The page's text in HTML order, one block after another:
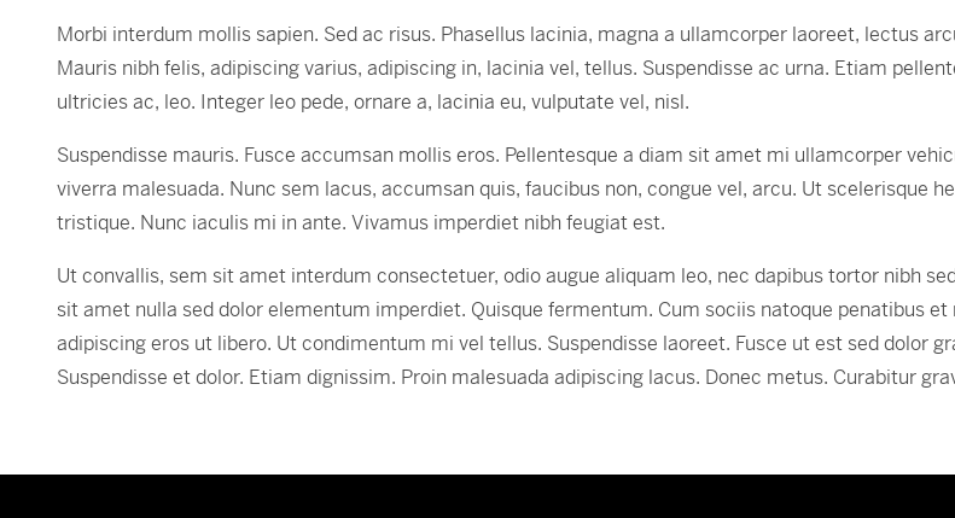
Morbi interdum mollis sapien. Sed ac risus. Phasellus lacinia, magna a ullamcorper laoreet, lectus
Mauris nibh felis, adipiscing varius, adipiscing in, lacinia vel, tellus. Suspendisse ac urna. Etiam
ultricies ac, leo. Integer leo pede, ornare a, lacinia eu, vulputate vel, nisl.
Suspendisse mauris. Fusce accumsan mollis eros. Pellentesque a diam sit amet mi ullamcorper
viverra malesuada. Nunc sem lacus, accumsan quis, faucibus non, congue vel, arcu. Ut scelerisque
tristique. Nunc iaculis mi in ante. Vivamus imperdiet nibh feugiat est.
Ut convallis, sem sit amet interdum consectetuer, odio augue aliquam leo, nec dapibus tortor nibh
sit amet nulla sed dolor elementum imperdiet. Quisque fermentum. Cum sociis natoque penatibus
adipiscing eros ut libero. Ut condimentum mi vel tellus. Suspendisse laoreet. Fusce ut est sed dolor
Suspendisse et dolor. Etiam dignissim. Proin malesuada adipiscing lacus. Donec metus. Curabitur